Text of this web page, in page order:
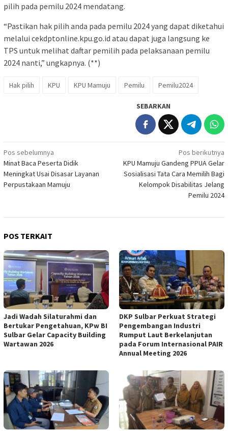
pilih pada pemilu 2024 mendatang.
“Pastikan hak pilih anda pada pemilu 2024 yang dapat diketahui
melalui cekdptonline.kpu.go.id atau dapat juga langsung ke
TPS untuk melihat daftar pemilih pada pelaksanaan pemilu
2024 nanti,” ungkapnya. (**)
Hak pilih KPU KPU Mamuju Pemilu Pemilu2024
SEBARKAN
Navigasi
pos
Pos sebelumnya
Minat Baca Peserta Didik
Meningkat Usai Disasar Layanan
Perpustakaan Mamuju
Pos berikutnya
KPU Mamuju Gandeng PPUA Gelar
Sosialisasi Tata Cara Memilih Bagi
Kelompok Disabilitas Jelang
Pemilu 2024
POS TERKAIT
Jadi Wadah Silaturahmi dan
Bertukar Pengetahuan, KPw BI
Sulbar Gelar Capacity Building
Wartawan 2026
DKP Sulbar Perkuat Strategi
Pengembangan Industri
Rumput Laut Berkelanjutan
pada Forum Internasional PAIR
Annual Meeting 2026